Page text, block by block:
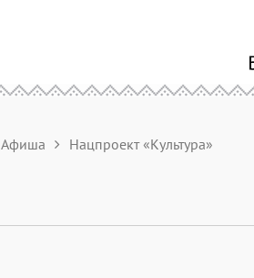
Афиша Нацпроект «Культура»